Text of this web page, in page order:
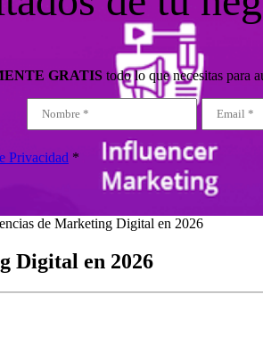
GRATIS todo lo que necesitas para
Privacidad *
de Marketing Digital en 2026
Digital en 2026